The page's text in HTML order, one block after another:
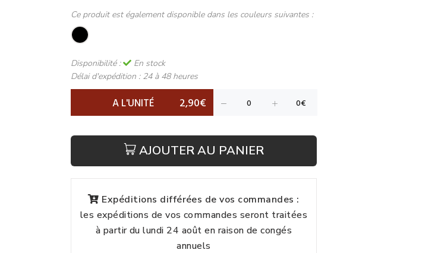
Ce produit est également disponible dans les couleurs suivantes :
Disponibilité :
En stock
Délai d'expédition : 24 à 48 heures
A L'UNITÉ 2,90€
AJOUTER AU PANIER
Expéditions différées de vos commandes :
les expéditions de vos commandes seront traitées
à partir du lundi 24 août en raison de congés
annuels